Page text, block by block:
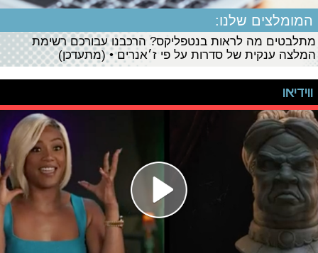
המומלצים שלנו:
מתלבטים מה לראות בנטפליקס? הרכבנו עבורכם רשימת
המלצה ענקית של סדרות על פי ז׳אנרים • (מתעדכן)
ווידיאו